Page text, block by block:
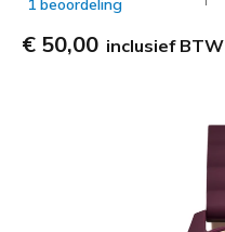
€ 50,00 inclusief BTW